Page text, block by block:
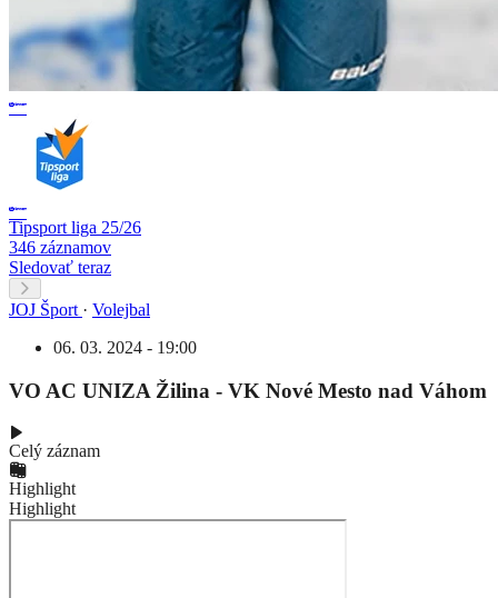
Tipsport liga 25/26
346 záznamov
Sledovať teraz
JOJ Šport · Volejbal
06. 03. 2024 - 19:00
VO AC UNIZA Žilina - VK Nové Mesto nad Váhom
Celý záznam
Highlight
Highlight